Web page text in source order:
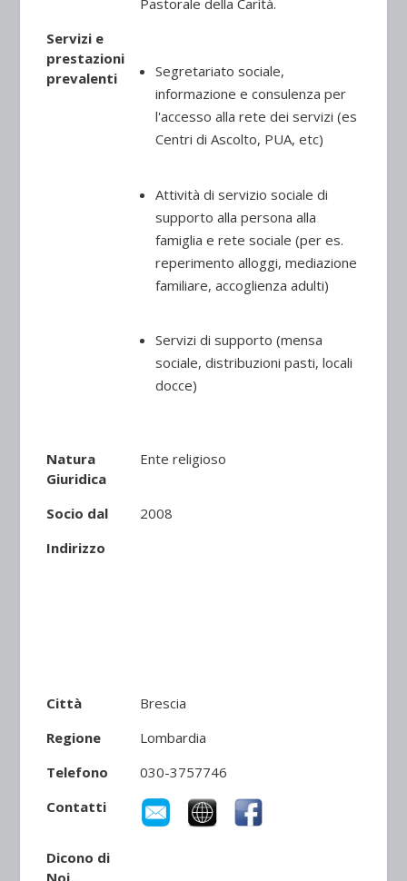
Servizi e
prestazioni
prevalenti
Segretariato sociale,
informazione e consulenza per
l'accesso alla rete dei servizi (es
Centri di Ascolto, PUA, etc)
Attività di servizio sociale di
supporto alla persona alla
famiglia e rete sociale (per es.
reperimento alloggi, mediazione
familiare, accoglienza adulti)
Servizi di supporto (mensa
sociale, distribuzioni pasti, locali
docce)
Natura
Giuridica
Ente religioso
Socio dal
2008
Indirizzo
Città
Brescia
Regione
Lombardia
Telefono
030-3757746
Contatti
Dicono di
Noi...